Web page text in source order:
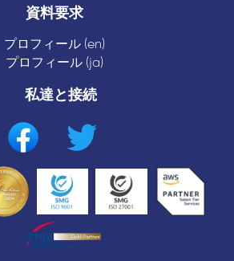
資料要求
プロフィール (en)
プロフィール (ja)
私達と接続